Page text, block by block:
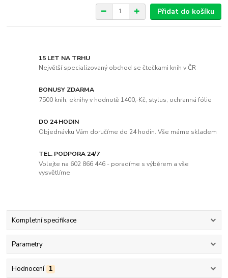
Přidat do košíku
15 LET NA TRHU
Největší specializovaný obchod se čtečkami knih v ČR
BONUSY ZDARMA
7500 knih, eknihy v hodnotě 1400,-Kč, stylus, ochranná fólie
DO 24 HODIN
Objednávku Vám doručíme do 24 hodin. Vše máme skladem
TEL. PODPORA 24/7
Volejte na 602 866 446 - poradíme s výběrem a vše
vysvětlíme
Kompletní specifikace
Parametry
Hodnocení 1